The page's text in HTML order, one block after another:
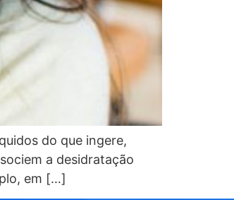
do que ingere,
a desidratação
em […]